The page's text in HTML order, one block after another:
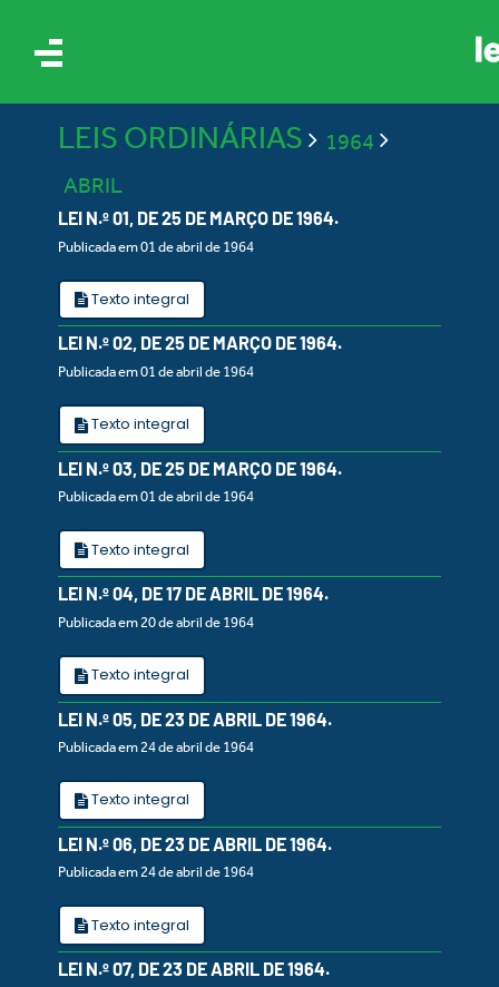
LEIS ORDINÁRIAS
1964
ABRIL
LEI N.º 01, DE 25 DE MARÇO DE 1964.
Publicada em 01 de abril de 1964
Texto integral
LEI N.º 02, DE 25 DE MARÇO DE 1964.
Publicada em 01 de abril de 1964
Texto integral
LEI N.º 03, DE 25 DE MARÇO DE 1964.
Publicada em 01 de abril de 1964
Texto integral
LEI N.º 04, DE 17 DE ABRIL DE 1964.
Publicada em 20 de abril de 1964
Texto integral
LEI N.º 05, DE 23 DE ABRIL DE 1964.
Publicada em 24 de abril de 1964
Texto integral
LEI N.º 06, DE 23 DE ABRIL DE 1964.
Publicada em 24 de abril de 1964
Texto integral
LEI N.º 07, DE 23 DE ABRIL DE 1964.